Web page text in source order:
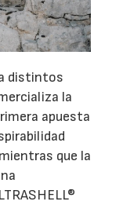
distintos
la
apuesta
que la